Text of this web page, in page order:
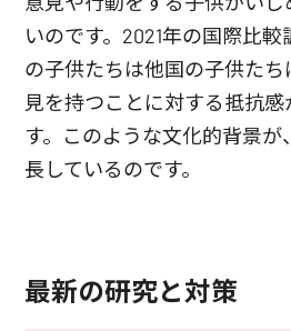
いのです。2021年の国際比
の子供たちは他国の子供たち
見を持つことに対する抵抗
す。このような文化的背景
長しているのです。
最新の研究と対策